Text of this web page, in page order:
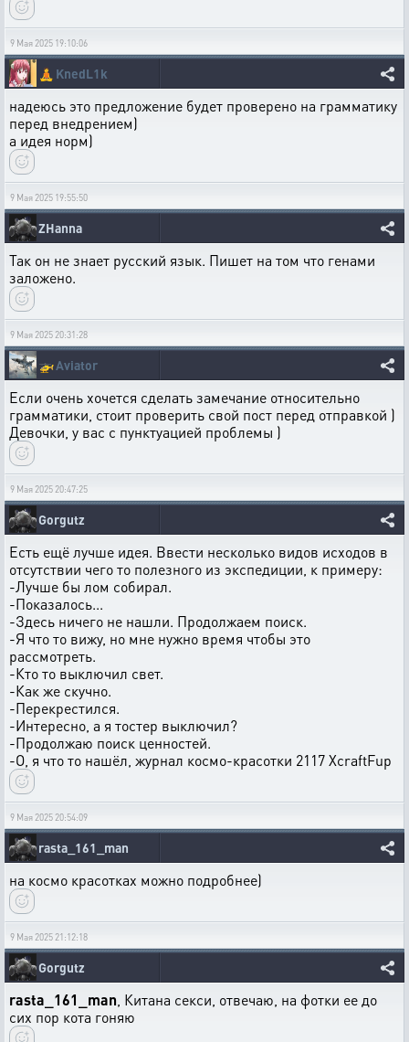
9 Мая 2025 19:10:06
🧘 KnedL1k
надеюсь это предложение будет проверено на грамматику
перед внедрением)
а идея норм)
9 Мая 2025 19:55:50
ZHanna
Так он не знает русский язык. Пишет на том что генами
заложено.
9 Мая 2025 20:31:28
🚁Aviator
Если очень хочется сделать замечание относительно
грамматики, стоит проверить свой пост перед отправкой )
Девочки, у вас с пунктуацией проблемы )
9 Мая 2025 20:47:25
Gorgutz
Есть ещё лучше идея. Ввести несколько видов исходов в
отсутствии чего то полезного из экспедиции, к примеру:
-Лучше бы лом собирал.
-Показалось...
-Здесь ничего не нашли. Продолжаем поиск.
-Я что то вижу, но мне нужно время чтобы это
рассмотреть.
-Кто то выключил свет.
-Как же скучно.
-Перекрестился.
-Интересно, а я тостер выключил?
-Продолжаю поиск ценностей.
-О, я что то нашёл, журнал космо-красотки 2117 XcraftFup
9 Мая 2025 20:54:09
rasta_161_man
на космо красотках можно подробнее)
9 Мая 2025 21:12:18
Gorgutz
rasta_161_man , Китана секси, отвечаю, на фотки ее до
сих пор кота гоняю